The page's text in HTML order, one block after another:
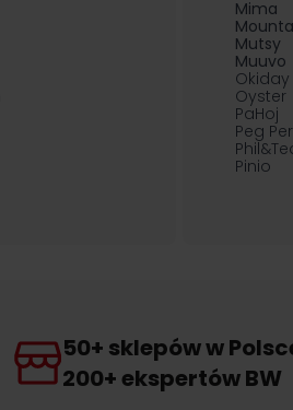
Mima
Mutsy
Muuvo
Okiday
Oyster
PaHoj
Peg
Pinio
50+ sklepów w
200+ ekspertów BW